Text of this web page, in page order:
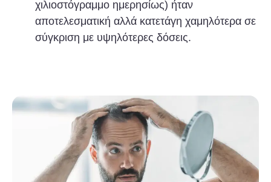
χιλιοστόγραμμο ημερησίως) ήταν
αποτελεσματική αλλά κατετάγη χαμηλότερα σε
σύγκριση με υψηλότερες δόσεις.